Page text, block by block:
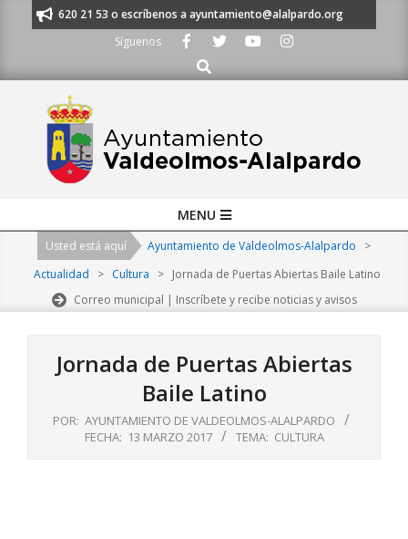
al 91 620 21 53 o escríbenos a ayuntamiento@alalpardo.org
Síguenos
Buscar
Navigation
MENU
Usted está aquí Ayuntamiento de Valdeolmos-Alalpardo
>
Actualidad
> Cultura > Jornada de Puertas Abiertas Baile Latino
Correo municipal | Inscríbete y recibe noticias y avisos
Jornada de Puertas Abiertas
Baile Latino
POR: AYUNTAMIENTO DE VALDEOLMOS-ALALPARDO
FECHA: 13 MARZO 2017 TEMA: CULTURA